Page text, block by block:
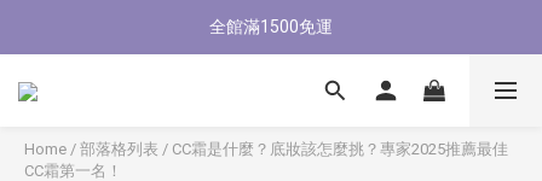
新會員首購輸入【NEW88】現折$88元
全館滿1500免運
新會員首購輸入【NEW88】現折$88元
Home / 部落格列表 / CC霜是什麼？底妝該怎麼挑？專家2025推薦最佳
CC霜第一名！